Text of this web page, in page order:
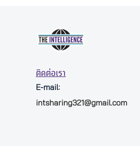
ติดต่อเรา
E-mail:
intsharing321@gmail.com